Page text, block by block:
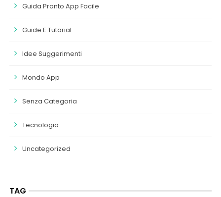
Guida Pronto App Facile
Guide E Tutorial
Idee Suggerimenti
Mondo App
Senza Categoria
Tecnologia
Uncategorized
TAG